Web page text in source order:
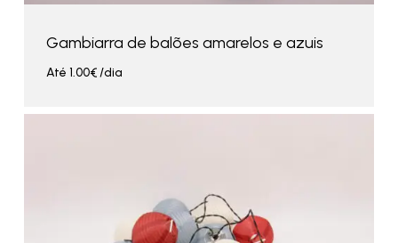
Gambiarra de balões amarelos e azuis
Até 1.00€/dia